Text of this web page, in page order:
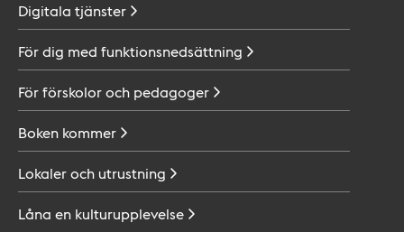
Digitala tjänster
För dig med funktionsnedsättning
För förskolor och pedagoger
Boken kommer
Lokaler och utrustning
Låna en kulturupplevelse